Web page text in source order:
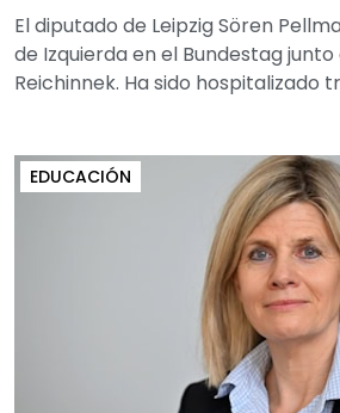
El diputado de Leipzig Sören
de Izquierda en el Bundestag junto
Reichinnek. Ha sido hospitalizado
EDUCACIÓN